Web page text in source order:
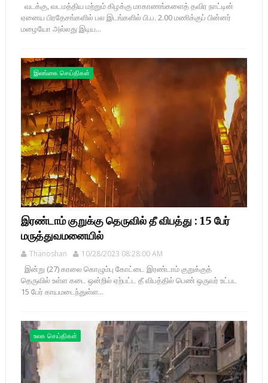
வடக்கு, வடமத்திய மற்றும் கிழக்கு மாகாணங்களைத் தவிர நாட்டின்
ஏனைய பிரதேசங்களில் பல இடங்களில் பி.ப. 2.00 மணிக்குப் பின்னர்
மழையோ அல்லது இடிய...
இலங்கை செய்திகள்
இரண்டாம் குறுக்கு தெருவில் தீ விபத்து : 15 பேர்
மருத்துவமனையில்
Thanoshan 10/28/2023 08:28:00 AM
இன்று (27) காலை கொழும்பு கோட்டை இரண்டாம் குறுக்குத்
தெருவில் உள்ள கடை ஒன்றில் ஏற்பட்ட தீ விபத்தில் பெண் ஒருவர் உட்பட
15 பேர் காயமடைந்துள்ள...
உலக செய்திகள்